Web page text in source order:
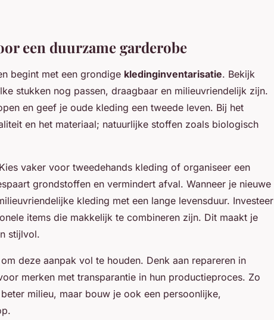
een duurzame garderobe
begint met een grondige kledinginventarisatie. Bekijk
stukken nog passen, draagbaar en milieuvriendelijk zijn.
en geef je oude kleding een tweede leven. Bij het
en het materiaal; natuurlijke stoffen zoals biologisch
vaker voor tweedehands kleding of organiseer een
grondstoffen en vermindert afval. Wanneer je nieuwe
kleding met een lange levensduur. Investeer
items die makkelijk te combineren zijn. Dit maakt je
stijlvol.
deze aanpak vol te houden. Denk aan repareren in
merken met transparantie in hun productieproces. Zo
milieu, maar bouw je ook een persoonlijke,